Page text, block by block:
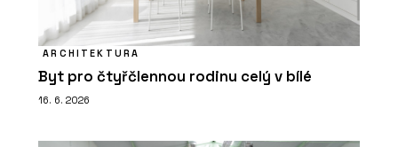
ARCHITEKTURA
Byt pro čtyřčlennou rodinu celý v bílé
16. 6. 2026